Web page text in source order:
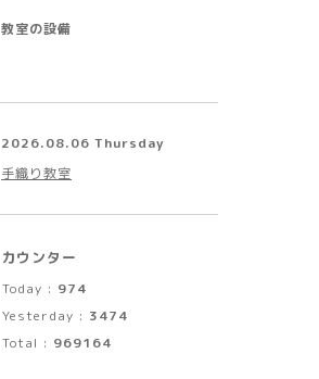
教室の設備
2026.08.06 Thursday
手織り教室
カウンター
Today : 974
Yesterday : 3474
Total : 969164